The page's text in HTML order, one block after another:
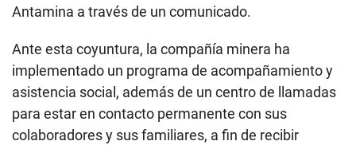
Antamina a través de un comunicado.
Ante esta coyuntura, la compañía minera ha
implementado un programa de acompañamiento y
asistencia social, además de un centro de llamadas
para estar en contacto permanente con sus
colaboradores y sus familiares, a fin de recibir